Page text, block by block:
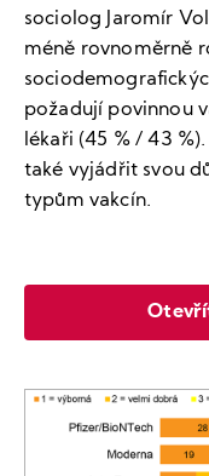
sociolog Jaromír
méně rovnoměrně
požadují povinnou
lékaři (45 % / 43
také vyjádřit svou
typům vakcín.